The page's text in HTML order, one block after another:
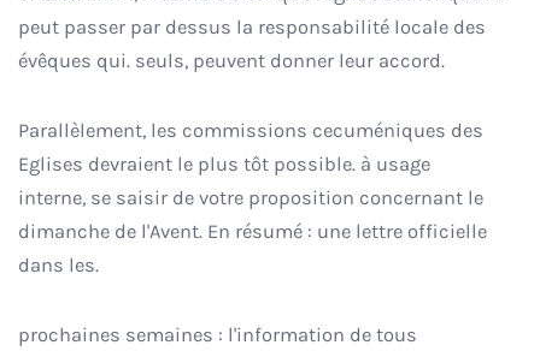
peut passer par dessus la responsabilité locale des
évêques qui. seuls, peuvent donner leur accord.
Parallèlement, les commissions cecuméniques des
Eglises devraient le plus tôt possible. à usage
interne, se saisir de votre proposition concernant le
dimanche de l'Avent. En résumé : une lettre officielle
dans les.
prochaines semaines : l'information de tous